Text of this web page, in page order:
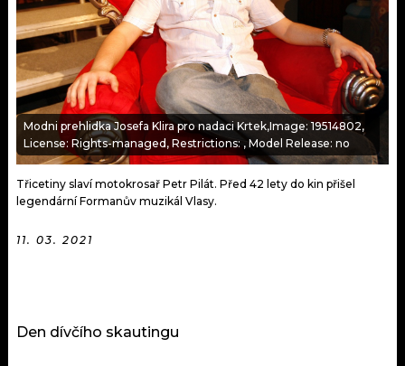
VIP
TRENDY
KULTURA
MIX
OSTATNÍ
JAK NALADIT
Modni prehlidka Josefa Klira pro nadaci Krtek,Image: 19514802,
License: Rights-managed, Restrictions: , Model Release: no
Třicetiny slaví motokrosař Petr Pilát. Před 42 lety do kin přišel
legendární Formanův muzikál Vlasy.
11. 03. 2021
Den dívčího skautingu